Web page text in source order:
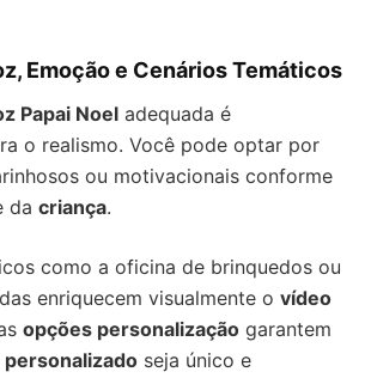
Emoção e Cenários Temáticos
Papai Noel adequada é
o realismo. Você pode optar por
ou motivacionais conforme
da criança.
como a oficina de brinquedos ou
enriquecem visualmente o vídeo
opções personalização garantem
personalizado seja único e